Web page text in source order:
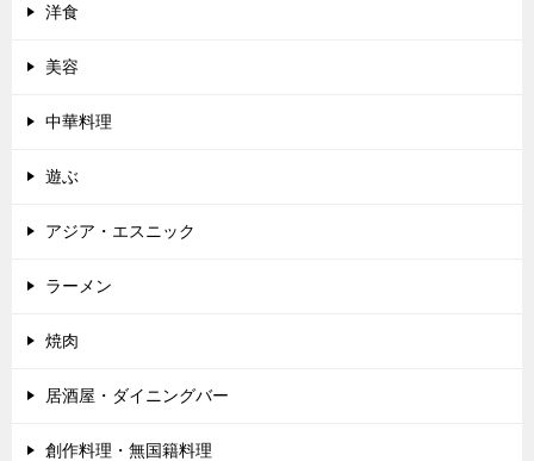
洋食
美容
中華料理
遊ぶ
アジア・エスニック
ラーメン
焼肉
居酒屋・ダイニングバー
創作料理・無国籍料理